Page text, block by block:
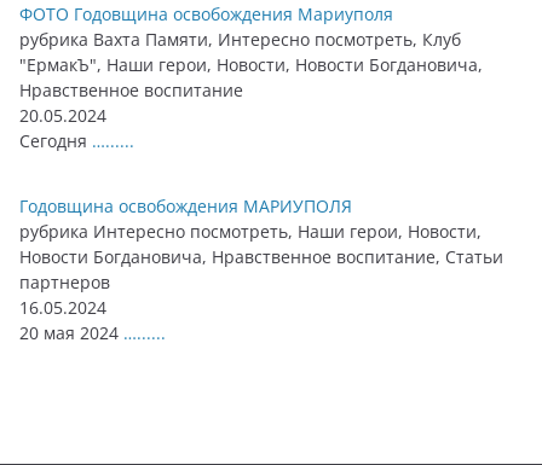
ФОТО Годовщина освобождения Мариуполя
рубрика Вахта Памяти, Интересно посмотреть, Клуб
"ЕрмакЪ", Наши герои, Новости, Новости Богдановича,
Нравственное воспитание
20.05.2024
Сегодня …......
Годовщина освобождения МАРИУПОЛЯ
рубрика Интересно посмотреть, Наши герои, Новости,
Новости Богдановича, Нравственное воспитание, Статьи
партнеров
16.05.2024
20 мая 2024 …......